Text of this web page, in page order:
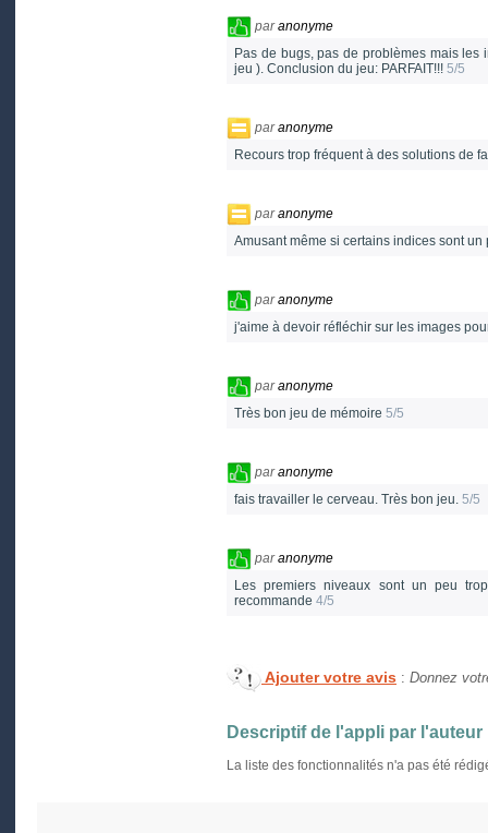
paranonyme
Pas de bugs, pas de problèmes mais
jeu ). Conclusion du jeu: PARFAIT!!! 5/5
paranonyme
Recours trop fréquent à des solutions de
paranonyme
Amusant même si certains indices sont
paranonyme
j'aime à devoir réfléchir sur les images
paranonyme
Très bon jeu de mémoire 5/5
paranonyme
fais travailler le cerveau. Très bon jeu. 5/5
paranonyme
Les premiers niveaux sont un peu
recommande 4/5
Ajouter votre avis : Donnez
Descriptif de l'appli par l'auteur
La liste des fonctionnalités n'a pas été